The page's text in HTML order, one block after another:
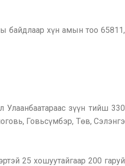
байдлаар хүн амын тоо 65811,
зүүн тийш 330
Говьсүмбэр, Төв, Сэлэнгэ
25 хошуутайгаар 200 гаруй